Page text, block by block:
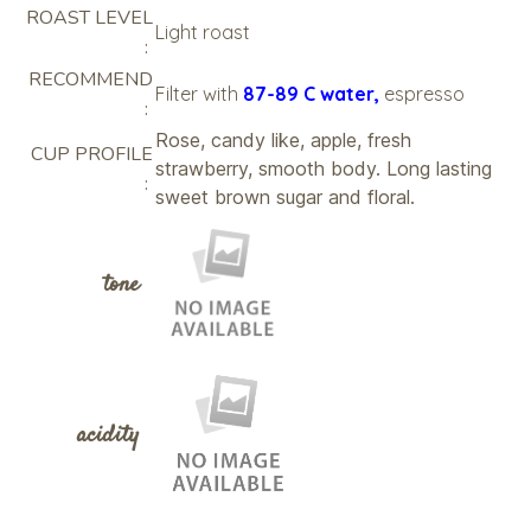
ROAST LEVEL
:
Light roast
RECOMMEND
:
Filter with 87-89 C water, espresso
CUP PROFILE
:
Rose, candy like, apple, fresh
strawberry, smooth body. Long lasting
sweet brown sugar and floral.
tone
acidity